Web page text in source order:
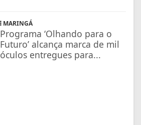
MARINGÁ
Programa ‘Olhando para o
Futuro’ alcança marca de mil
óculos entregues para...